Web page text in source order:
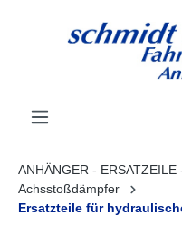
ANHÄNGER - ERSATZEILE
Achsstoßdämpfer
Ersatzteile für